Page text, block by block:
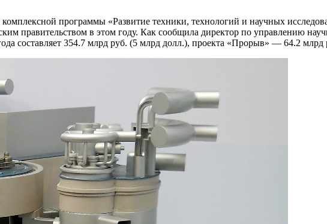
программы «Развитие техники, технологий и научных
правительством в этом году. Как сообщила директор по управлению
составляет 354.7 млрд руб. (5 млрд долл.), проекта «Прорыв» — ​64.2 млрд